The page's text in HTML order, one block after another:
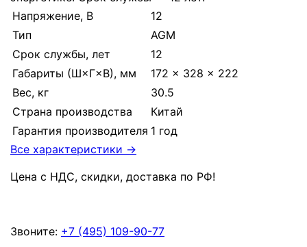
Напряжение, В
12
Тип
AGM
Срок службы, лет
12
Габариты (Ш×Г×В), мм
172 × 328 × 222
Вес, кг
30.5
Страна производства
Китай
Гарантия производителя 1 год
Все характеристики →
Цена с НДС, скидки, доставка по РФ!
Звоните: +7 (495) 109-90-77